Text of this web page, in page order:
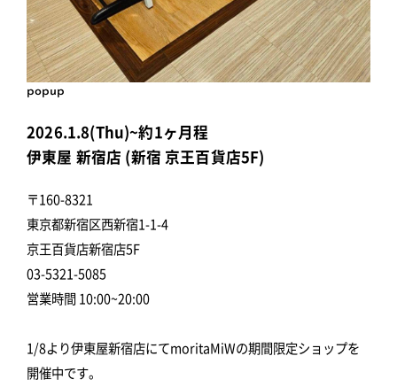
popup
2026.1.8(Thu)~約1ヶ月程
伊東屋 新宿店 (新宿 京王百貨店5F)
〒160-8321
東京都新宿区西新宿1-1-4
京王百貨店新宿店5F
03-5321-5085
営業時間 10:00~20:00
1/8より伊東屋新宿店にてmoritaMiWの期間限定ショップを
開催中です。